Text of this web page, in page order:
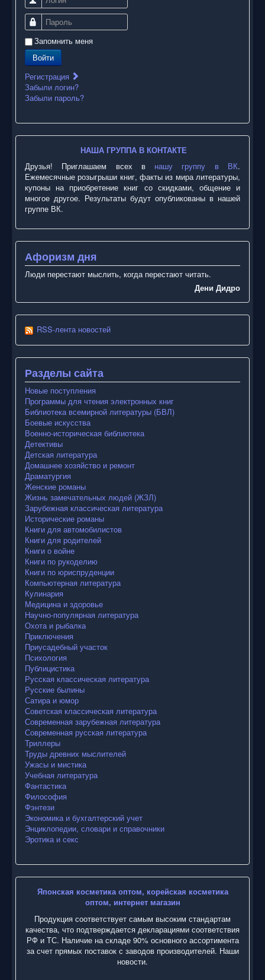
Пароль
Запомнить меня
Войти
Регистрация
Забыли логин?
Забыли пароль?
НАША ГРУППА В КОНТАКТЕ
Друзья! Приглашаем всех в нашу группу в ВК.
Ежемесячные розыгрыши книг, факты из мира литературы,
купоны на приобретение книг со скидками, общение и
многое другое. Результаты будут опубликованы в нашей
группе ВК.
Афоризм дня
Люди перестают мыслить, когда перестают читать.
Дени Дидро
RSS-лента новостей
Разделы сайта
Новые поступления
Программы для чтения электронных книг
Библиотека всемирной литературы (БВЛ)
Боевые искусства
Военно-историческая библиотека
Детективы
Детская литература
Домашнее хозяйство и ремонт
Драматургия
Женские романы
Жизнь замечательных людей (ЖЗЛ)
Зарубежная классическая литература
Исторические романы
Книги для автомобилистов
Книги для родителей
Книги о войне
Книги по рукоделию
Книги по юриспруденции
Компьютерная литература
Кулинария
Медицина и здоровье
Научно-популярная литература
Охота и рыбалка
Приключения
Приусадебный участок
Психология
Публицистика
Русская классическая литература
Русские былины
Сатира и юмор
Советская классическая литература
Современная зарубежная литература
Современная русская литература
Триллеры
Труды древних мыслителей
Ужасы и мистика
Учебная литература
Фантастика
Философия
Фэнтези
Экономика и бухгалтерский учет
Энциклопедии, словари и справочники
Эротика и секс
Японская косметика оптом, корейская косметика
оптом, интернет магазин
Продукция соответствует самым высоким стандартам
качества, что подтверждается декларациями соответствия
РФ и ТС. Наличие на складе 90% основного ассортимента
за счет прямых поставок с заводов производителей. Наши
новости.